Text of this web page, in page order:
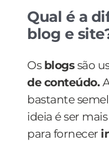
Qual é a
blog e
Os blogssão
de conteúdo.
bastante
ideia é ser mais
para fornecer